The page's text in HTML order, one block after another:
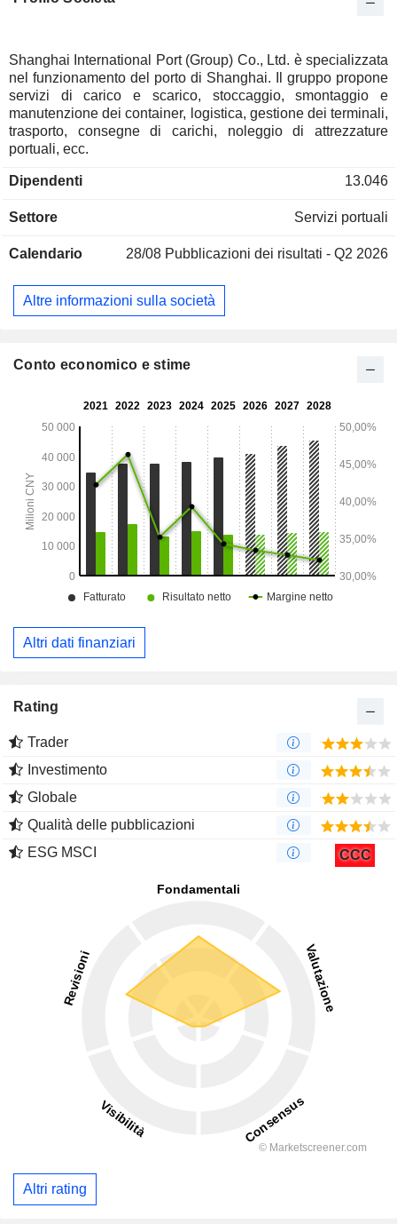
Shanghai International Port (Group) Co., Ltd. è specializzata
nel funzionamento del porto di Shanghai. Il gruppo propone
servizi di carico e scarico, stoccaggio, smontaggio e
manutenzione dei container, logistica, gestione dei terminali,
trasporto, consegne di carichi, noleggio di attrezzature
portuali, ecc.
Dipendenti 13.046
Settore Servizi portuali
Calendario 28/08 Pubblicazioni dei risultati - Q2 2026
Altre informazioni sulla società
Conto economico e stime
Altri dati finanziari
Rating
Trader
Investimento
Globale
Qualità delle pubblicazioni
ESG MSCI
CCC
Altri rating